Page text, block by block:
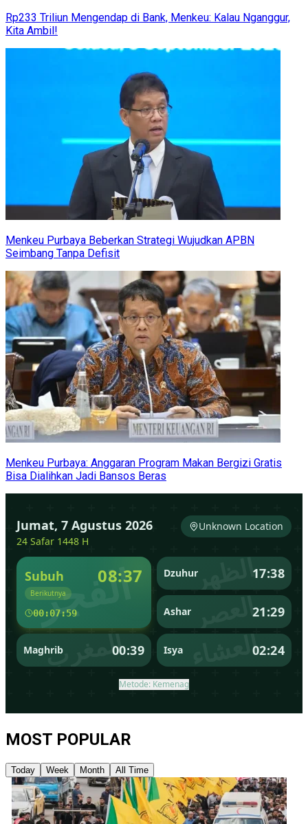
Rp233 Triliun Mengendap di Bank, Menkeu: Kalau Nganggur,
Kita Ambil!
Menkeu Purbaya Beberkan Strategi Wujudkan APBN
Seimbang Tanpa Defisit
Menkeu Purbaya: Anggaran Program Makan Bergizi Gratis
Bisa Dialihkan Jadi Bansos Beras
MOST POPULAR
Today Week Month All Time